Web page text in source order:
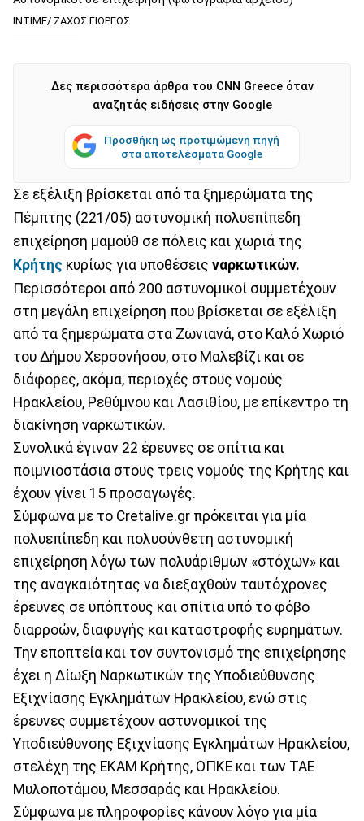
ΙΝΤΙΜΕ/ ΖΑΧΟΣ ΓΙΩΡΓΟΣ
Δες περισσότερα άρθρα του CNN Greece όταν
αναζητάς ειδήσεις στην Google
Προσθήκη ως προτιμώμενη πηγή
στα αποτελέσματα Google
Σε εξέλιξη βρίσκεται από τα ξημερώματα της
Πέμπτης (221/05) αστυνομική πολυεπίπεδη
επιχείρηση μαμούθ σε πόλεις και χωριά της
Κρήτης κυρίως για υποθέσεις ναρκωτικών.
Περισσότεροι από 200 αστυνομικοί συμμετέχουν
στη μεγάλη επιχείρηση που βρίσκεται σε εξέλιξη
από τα ξημερώματα στα Ζωνιανά, στο Καλό Χωριό
του Δήμου Χερσονήσου, στο Μαλεβίζι και σε
διάφορες, ακόμα, περιοχές στους νομούς
Ηρακλείου, Ρεθύμνου και Λασιθίου, με επίκεντρο τη
διακίνηση ναρκωτικών.
Συνολικά έγιναν 22 έρευνες σε σπίτια και
ποιμνιοστάσια στους τρεις νομούς της Κρήτης και
έχουν γίνει 15 προσαγωγές.
Σύμφωνα με το Cretalive.gr πρόκειται για μία
πολυεπίπεδη και πολυσύνθετη αστυνομική
επιχείρηση λόγω των πολυάριθμων «στόχων» και
της αναγκαιότητας να διεξαχθούν ταυτόχρονες
έρευνες σε υπόπτους και σπίτια υπό το φόβο
διαρροών, διαφυγής και καταστροφής ευρημάτων.
Την εποπτεία και τον συντονισμό της επιχείρησης
έχει η Δίωξη Ναρκωτικών της Υποδιεύθυνσης
Εξιχνίασης Εγκλημάτων Ηρακλείου, ενώ στις
έρευνες συμμετέχουν αστυνομικοί της
Υποδιεύθυνσης Εξιχνίασης Εγκλημάτων Ηρακλείου,
στελέχη της ΕΚΑΜ Κρήτης, ΟΠΚΕ και των ΤΑΕ
Μυλοποτάμου, Μεσσαράς και Ηρακλείου.
Σύμφωνα με πληροφορίες κάνουν λόγο για μία